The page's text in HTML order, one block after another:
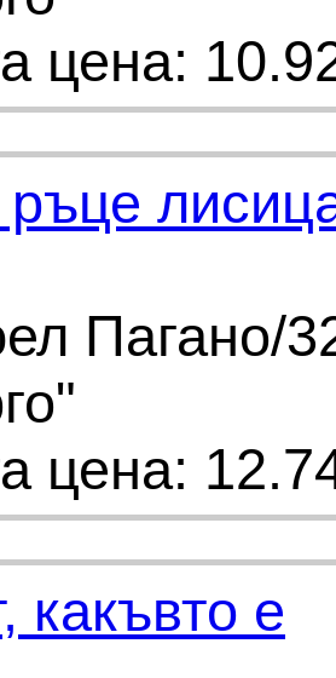
цена:
Пагано/
цена:
какъвто е